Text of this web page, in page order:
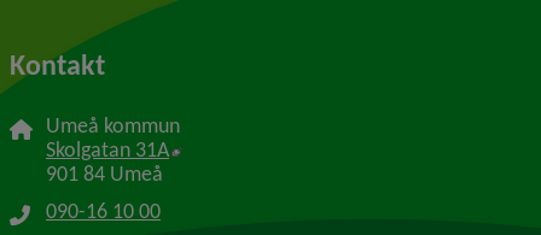
Kontakt
Umeå kommun
Skolgatan 31A Länk till annan webbplats, öppnas i nytt
901 84 Umeå
090-16 10 00